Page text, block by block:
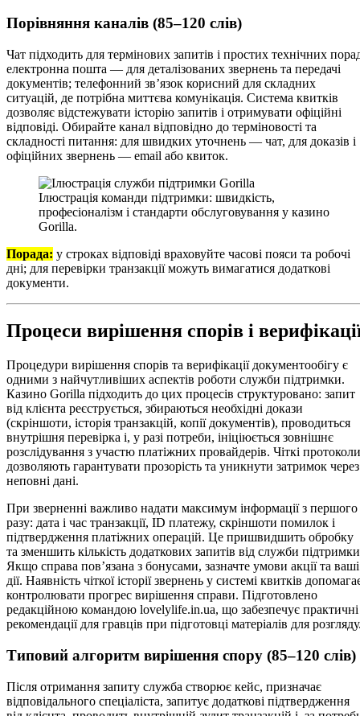
Порівняння каналів (85–120 слів)
Чат підходить для термінових запитів і простих технічних
електронна пошта — для деталізованих звернень та передачі
документів; телефонний зв’язок корисний для складних
ситуацій, де потрібна миттєва комунікація. Система квитків
дозволяє відстежувати історію запитів і отримувати офіційні
відповіді. Обирайте канал відповідно до терміновості та
складності питання: для швидких уточнень — чат, для доказів і
офіційних звернень — email або квиток.
Ілюстрація команди підтримки: швидкість,
професіоналізм і стандарти обслуговування у казино
Gorilla.
Порада: у строках відповіді враховуйте часові пояси та робочі
дні; для перевірки транзакції можуть вимагатися додаткові
документи.
Процеси вирішення спорів і
Процедури вирішення спорів та верифікації документообігу є
одними з найчутливіших аспектів роботи служби підтримки.
Казино Gorilla підходить до цих процесів структуровано: запит
від клієнта реєструється, збираються необхідні докази
(скріншоти, історія транзакцій, копії документів), проводиться
внутрішня перевірка і, у разі потреби, ініціюється зовнішнє
розслідування з участю платіжних провайдерів. Чіткі протоколи
дозволяють гарантувати прозорість та уникнути затримок через
неповні дані.
При зверненні важливо надати максимум інформації з першого
разу: дата і час транзакції, ID платежу, скріншоти помилок і
підтвердження платіжних операцій. Це пришвидшить обробку
та зменшить кількість додаткових запитів від служби
Якщо справа пов’язана з бонусами, зазначте умови акції та ваші
дії. Наявність чіткої історії звернень у системі квитків
контролювати прогрес вирішення справи. Підготовлено
редакційною командою lovelylife.in.ua, що забезпечує практичні
рекомендації для гравців при підготовці матеріалів для
Типовий алгоритм вирішення спору (85–120 слів)
Після отримання запиту служба створює кейс, призначає
відповідального спеціаліста, запитує додаткові підтвердження